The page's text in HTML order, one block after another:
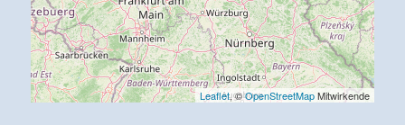
Leaflet, ©OpenStreetMapMitwirkende